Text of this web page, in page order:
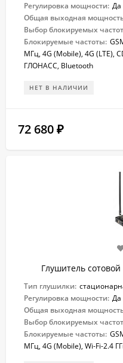
Регулировка мощности: Да
Выбор блокируемых
Блокируемые частоты:
МГц, 4G (Mobile), 4G (LTE),
ГЛОНАСС, Bluetooth
НЕТ В НАЛИЧИИ
72 680 ₽
Глушитель
Тип глушилки:
Регулировка мощности: Да
Выбор блокируемых
Блокируемые частоты:
МГц, 4G (Mobile), Wi-Fi-2.4